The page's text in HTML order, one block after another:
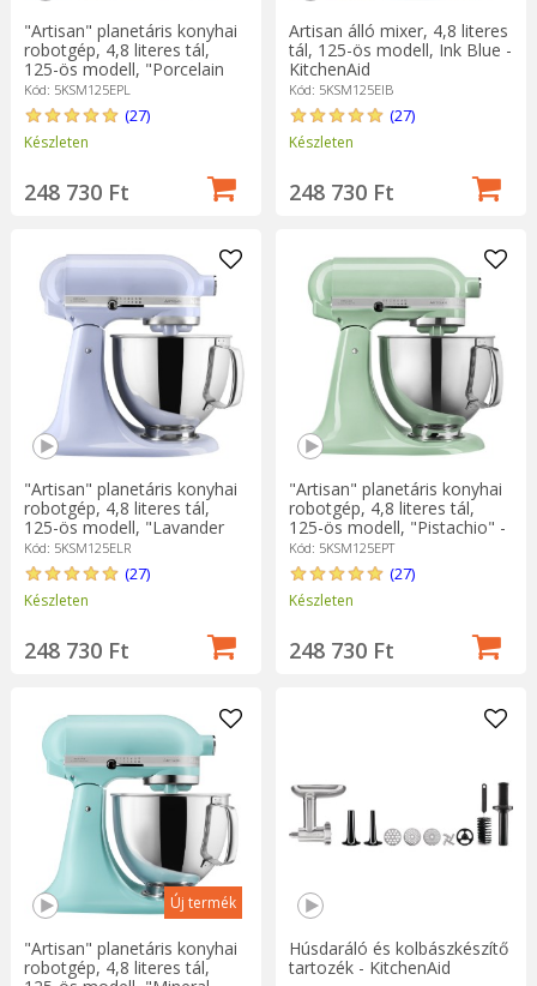
"Artisan" planetáris konyhai
robotgép, 4,8 literes tál,
125-ös modell, "Porcelain
White" - KitchenAid
Kód: 5KSM125EPL
(27)
Készleten
248 730 Ft
Artisan álló mixer, 4,8 literes
tál, 125-ös modell, Ink Blue -
KitchenAid
Kód: 5KSM125EIB
(27)
Készleten
248 730 Ft
"Artisan" planetáris konyhai
robotgép, 4,8 literes tál,
125-ös modell, "Lavander
Cream" - KitchenAid
Kód: 5KSM125ELR
(27)
Készleten
248 730 Ft
"Artisan" planetáris konyhai
robotgép, 4,8 literes tál,
125-ös modell, "Pistachio" -
KitchenAid
Kód: 5KSM125EPT
(27)
Készleten
248 730 Ft
Új termék
"Artisan" planetáris konyhai
robotgép, 4,8 literes tál,
Húsdaráló és kolbászkészítő
tartozék - KitchenAid